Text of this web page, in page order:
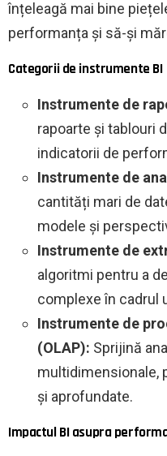
înțeleagă mai bine
performanța și să-și
Categorii de instrumente BI
Instrumente de
rapoarte și tablouri
indicatorii de
Instrumente de
cantități mari de
modele și
Instrumente de
algoritmi pentru a
complexe în cadrul
Instrumente de
(OLAP): Sprijină
multidimensionale,
și aprofundate.
Impactul BI asupra